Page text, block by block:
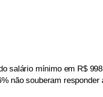
salário mínimo em R$
não souberam responder